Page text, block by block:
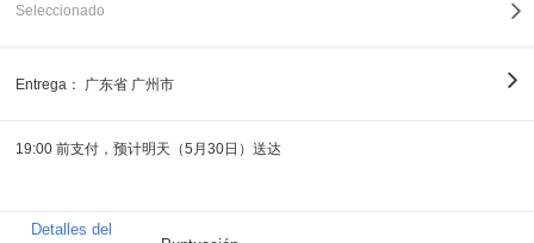
Seleccionado
Entrega： 广东省 广州市
19:00 前支付，预计明天（5月30日）送达
Detalles del